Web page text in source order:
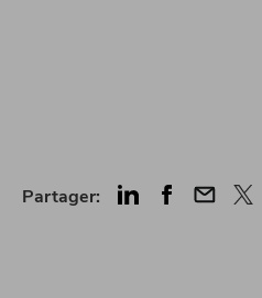
Partager: LinkedInFacebook
Mail